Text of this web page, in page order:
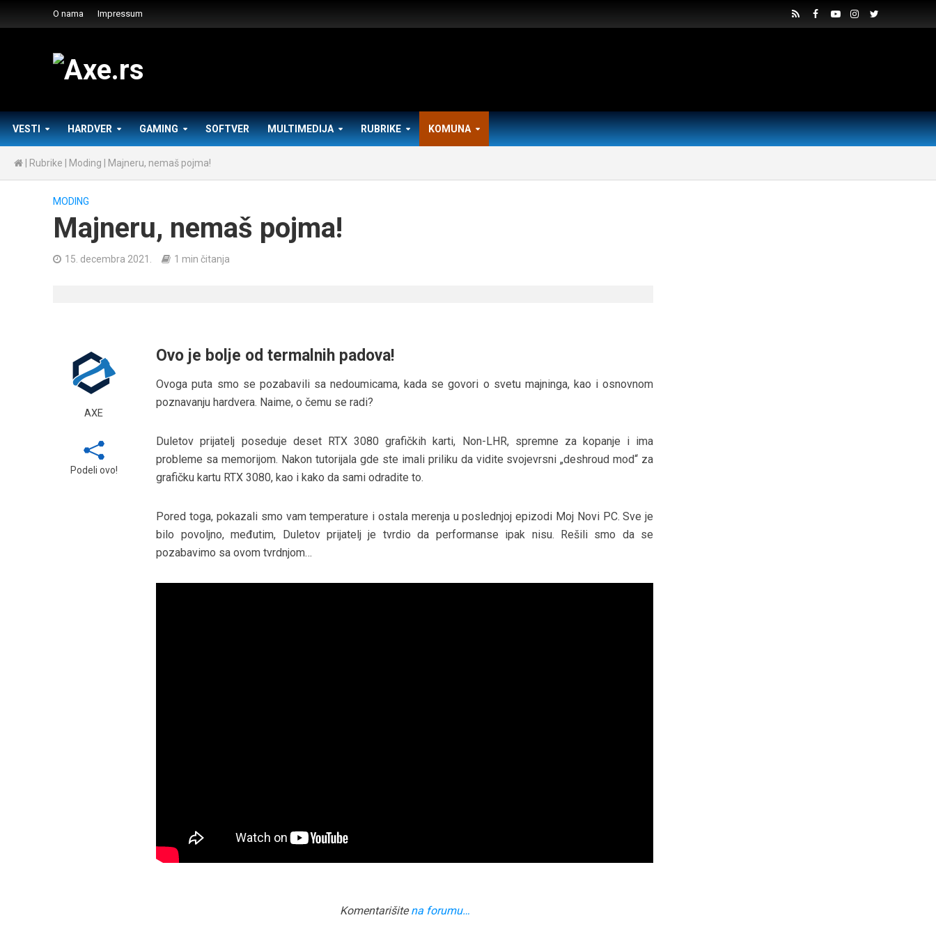
O nama Impressum
VESTI HARDVER GAMING SOFTVER MULTIMEDIJA RUBRIKE KOMUNA
Rubrike Moding Majneru, nemaš pojma!
MODING
Majneru, nemaš pojma!
15. decembra 2021. 1 min čitanja
AXE
Podeli ovo!
Ovo je bolje od termalnih padova!
Ovoga puta smo se pozabavili sa nedoumicama, kada se govori o svetu majninga, kao i osnovnom
poznavanju hardvera. Naime, o čemu se radi?
Duletov prijatelj poseduje deset RTX 3080 grafičkih karti, Non-LHR, spremne za kopanje i ima
probleme sa memorijom. Nakon tutorijala gde ste imali priliku da vidite svojevrsni „deshroud mod“ za
grafičku kartu RTX 3080, kao i kako da sami odradite to.
Pored toga, pokazali smo vam temperature i ostala merenja u poslednjoj epizodi Moj Novi PC. Sve je
bilo povoljno, međutim, Duletov prijatelj je tvrdio da performanse ipak nisu. Rešili smo da se
pozabavimo sa ovom tvrdnjom…
Komentarišitena forumu…